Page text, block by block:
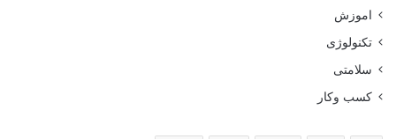
اموزش
تکنولوژی
سلامتی
کسب وکار